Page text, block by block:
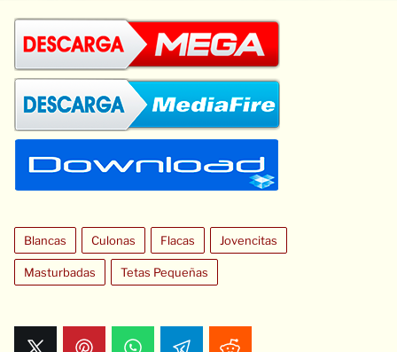
Blancas Culonas Flacas Jovencitas
Masturbadas Tetas Pequeñas